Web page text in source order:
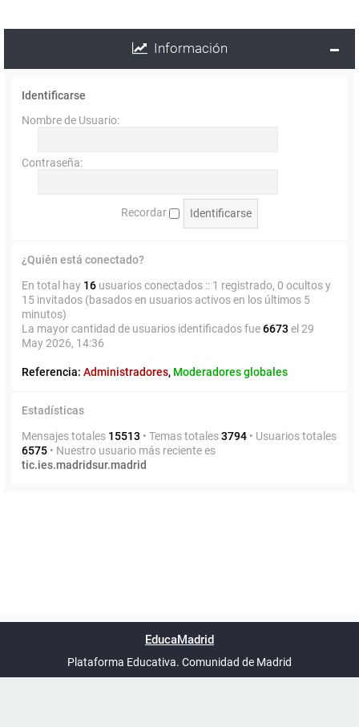
Información
Identificarse
Nombre de Usuario:
Contraseña:
Recordar
¿Quién está conectado?
En total hay 16 usuarios conectados :: 1 registrado, 0 ocultos y
15 invitados (basados en usuarios activos en los últimos 5
minutos)
La mayor cantidad de usuarios identificados fue6673 el 29
May 2026, 14:36
Referencia: Administradores, Moderadores globales
Estadísticas
Mensajes totales 15513 • Temas totales3794 • Usuarios totales
6575 • Nuestro usuario más reciente es
tic.ies.madridsur.madrid
UTC+02:00
phpBB España
EducaMadrid
Plataforma Educativa. Comunidad de Madrid